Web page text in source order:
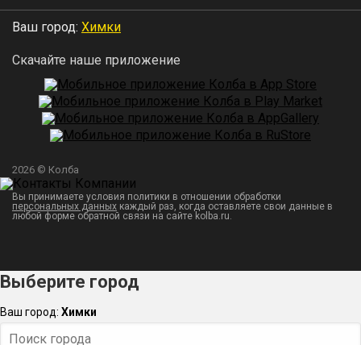
Ваш город: Химки
Скачайте наше приложение
2026 © Колба
Вы принимаете условия политики в отношении обработки
персональных данных каждый раз, когда оставляете свои данные в
любой форме обратной связи на сайте kolba.ru.
Выберите город
Ваш город: Химки